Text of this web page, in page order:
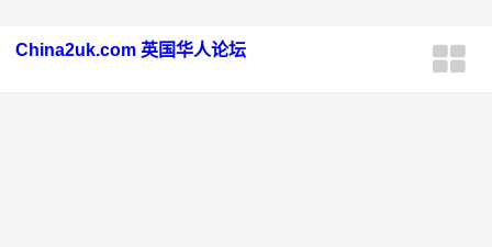
China2uk.com 英国华人论坛